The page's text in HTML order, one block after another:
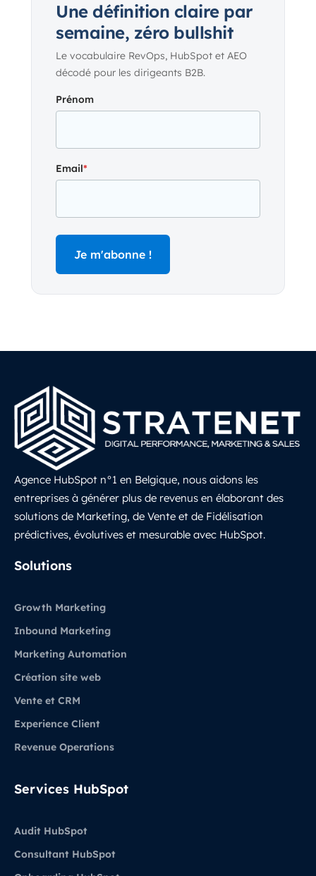
Une définition claire par
semaine, zéro bullshit
Le vocabulaire RevOps, HubSpot et AEO
décodé pour les dirigeants B2B.
Prénom
Email*
Agence HubSpot n°1 en Belgique, nous aidons les
entreprises à générer plus de revenus en élaborant des
solutions de Marketing, de Vente et de Fidélisation
prédictives, évolutives et mesurable avec HubSpot.
Solutions
Growth Marketing
Inbound Marketing
Marketing Automation
Création site web
Vente et CRM
Experience Client
Revenue Operations
Services HubSpot
Audit HubSpot
Consultant HubSpot